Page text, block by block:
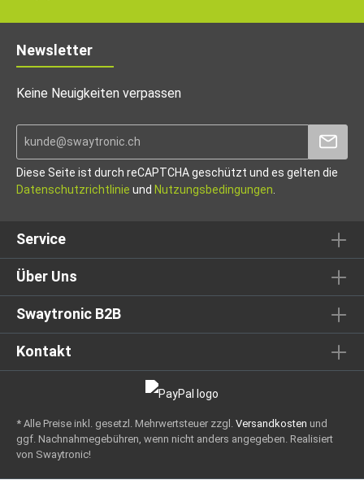
Newsletter
Keine Neuigkeiten verpassen
Diese Seite ist durch reCAPTCHA geschützt und es gelten die
Datenschutzrichtlinie und Nutzungsbedingungen
Service
Über Uns
Swaytronic B2B
Kontakt
* Alle Preise inkl. gesetzl. Mehrwertsteuer zzgl. Versandkosten und
ggf. Nachnahmegebühren, wenn nicht anders angegeben. Realisiert
von Swaytronic!